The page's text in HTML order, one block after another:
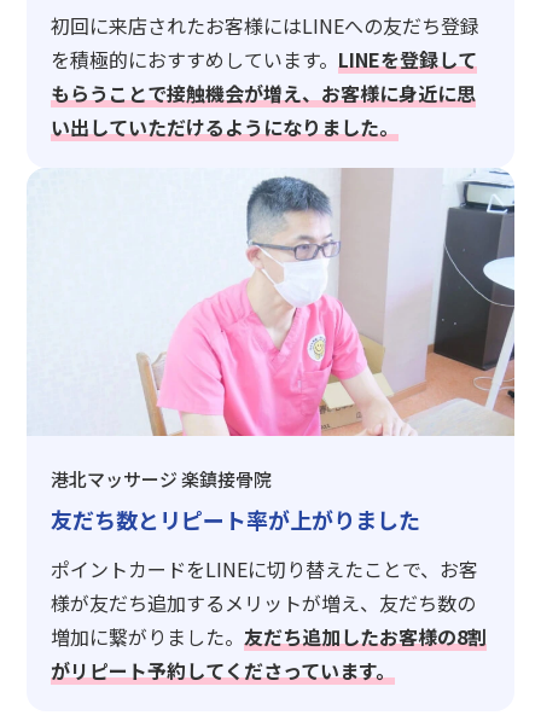
初回に来店されたお客様にはLINEへの友だち登録
を積極的におすすめしています。 LINEを登録して
もらうことで接触機会が増え、お客様に身近に思
い出していただけるようになりました。
港北マッサージ 楽鎮接骨院
友だち数とリピート率が上がりました
ポイントカードをLINEに切り替えたことで、お客
様が友だち追加するメリットが増え、友だち数の
増加に繋がりました。友だち追加したお客様の8割
がリピート予約してくださっています。